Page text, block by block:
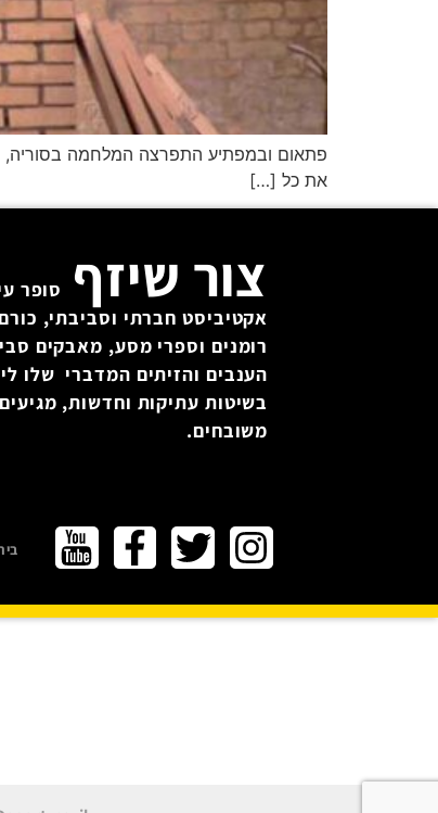
את כל […]
צור שיזף סופר
אקטיביסט חברתי וסביבתי, כורם
רומנים וספרי מסע, מאבקים
הענבים והזיתים המדברי שלו
בשיטות עתיקות וחדשות, מגיעים
משובחים.